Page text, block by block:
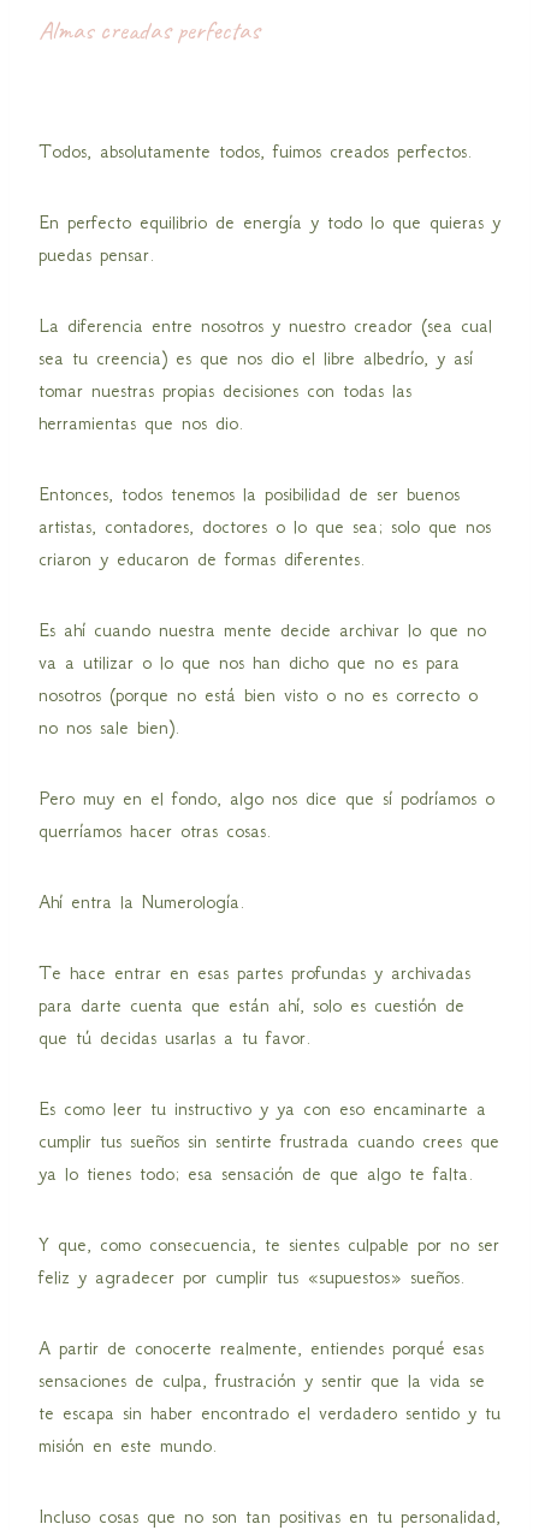
Almas creadas perfectas
Todos, absolutamente todos, fuimos creados perfectos.
En perfecto equilibrio de energía y todo lo que quieras y
puedas pensar.
La diferencia entre nosotros y nuestro creador (sea cual
sea tu creencia) es que nos dio el libre albedrío, y así
tomar nuestras propias decisiones con todas las
herramientas que nos dio.
Entonces, todos tenemos la posibilidad de ser buenos
artistas, contadores, doctores o lo que sea; solo que nos
criaron y educaron de formas diferentes.
Es ahí cuando nuestra mente decide archivar lo que no
va a utilizar o lo que nos han dicho que no es para
nosotros (porque no está bien visto o no es correcto o
no nos sale bien).
Pero muy en el fondo, algo nos dice que sí podríamos o
querríamos hacer otras cosas.
Ahí entra la Numerología.
Te hace entrar en esas partes profundas y archivadas
para darte cuenta que están ahí, solo es cuestión de
que tú decidas usarlas a tu favor.
Es como leer tu instructivo y ya con eso encaminarte a
cumplir tus sueños sin sentirte frustrada cuando crees que
ya lo tienes todo; esa sensación de que algo te falta.
Y que, como consecuencia, te sientes culpable por no ser
feliz y agradecer por cumplir tus «supuestos» sueños.
A partir de conocerte realmente, entiendes porqué esas
sensaciones de culpa, frustración y sentir que la vida se
te escapa sin haber encontrado el verdadero sentido y tu
misión en este mundo.
Incluso cosas que no son tan positivas en tu personalidad,